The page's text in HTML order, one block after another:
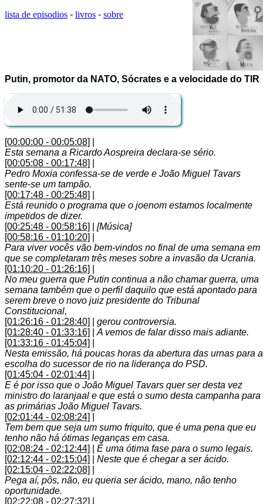
lista de episodios - livros - sobre
Putin, promotor da NATO, Sócrates e a velocidade do TIR
[00:00:00 - 00:05:08]
Esta semana a Ricardo Aospreira declara-se sério.
[00:05:08 - 00:17:48]
Pedro Moxia confessa-se de verde e João Miguel Tavars
sente-se um tampão.
[00:17:48 - 00:25:48]
Está reunido o programa que o joenom estamos localmente
impetidos de dizer.
[00:25:48 - 00:58:16]
[Música]
[00:58:16 - 01:10:20]
Para viver vocês vão bem-vindos no final de uma semana em
que se completaram três meses sobre a invasão da Ucrania.
[01:10:20 - 01:26:16]
No meu guerra que Putin continua a não chamar guerra, uma
semana também que o perfil daquilo que está apontado para
serem breve o novo juiz presidente do Tribunal
Constitucional,
[01:26:16 - 01:28:40]
gerou controversia.
[01:28:40 - 01:33:16]
A vemos de falar disso mais adiante.
[01:33:16 - 01:45:04]
Nesta emissão, há poucas horas da abertura das urnas para a
escolha do sucessor de rio na liderança do PSD.
[01:45:04 - 02:01:44]
E é por isso que o João Miguel Tavars quer ser desta vez
ministro do laranjaal e que está o sumo desta campanha para
as primárias João Miguel Tavars.
[02:01:44 - 02:08:24]
Tem bem que seja um sumo friquito, que é uma pena que eu
tenho não há ótimas leganças em casa.
[02:08:24 - 02:12:44]
É uma ótima fase para o sumo legais.
[02:12:44 - 02:15:04]
Neste que é chegar a ser ácido.
[02:15:04 - 02:22:08]
Pega aí, pôs, não, eu queria ser ácido, mano, não tenho
oportunidade.
[02:22:08 - 02:27:32]